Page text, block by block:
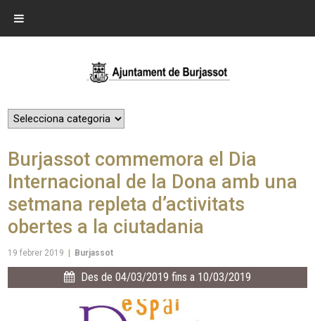
Burjassot commemora el Dia
Internacional de la Dona amb una
setmana repleta d’activitats
obertes a la ciutadania
19 febrer 2019 Burjassot
Des de 04/03/2019 fins a 10/03/2019